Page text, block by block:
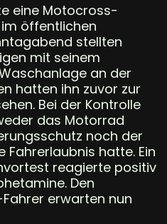
eine Motocross-
öffentlichen
stellten
mit seinem
an der
hatten ihn zuvor zur
Bei der Kontrolle
das Motorrad
noch der
Fahrerlaubnis hatte. Ein
reagierte positiv
Den
erwarten nun